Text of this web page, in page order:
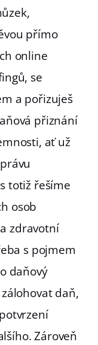
přímo
online
se
a pořizuješ
přiznání
ať už
totiž řešíme
osob
zdravotní
s pojmem
daňový
daň,
Zároveň